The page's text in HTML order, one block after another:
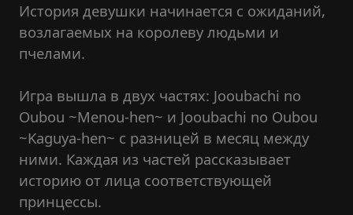
История девушки начинается с ожиданий,
возлагаемых на королеву людьми и
пчелами.
Игра вышла в двух частях: Jooubachi no
Oubou ~Menou-hen~ и Jooubachi no Oubou
~Kaguya-hen~ с разницей в месяц между
ними. Каждая из частей рассказывает
историю от лица соответствующей
принцессы.